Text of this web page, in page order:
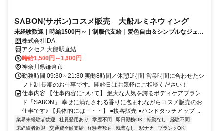
SABON(サボン)コスメ販売 大船ルミネウィング
未経験歓迎｜時給1500円～｜制服代支給｜髪色自由＆シンプルなジェル
ネイルOK
株式会社iDA
アクセス 大船駅直結
時給1,500円～1,600円
神奈川県鎌倉市
勤務時間 09:30～21:30 実働8時間／休憩1時間 営業時間に合わせたシ
フト制 長期のお仕事です。開始日はお気軽にご相談ください！
仕事内容 【仕事内容について】 絶大な人気を誇るボディケアブラン
ド「SABON」 幸せに満たされる香りに包まれながらコスメ販売のお
仕事です♪ 【具体的には・・・】 ●接客販売 ●ハンドタッチアップ ...
業界未経験者歓迎 社員登用あり 学歴不問 即日勤務OK 転勤なし
経験不問
未経験者歓迎
交通費全額支給 経験者歓迎 残業なし 駅ナカ
ブランクOK